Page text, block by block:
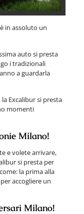
in assoluto un
auto si presta
i tradizionali
a guardarla
Excalibur si presta
momenti
Milano!
e volete arrivare,
si presta per
la prima alla
accogliere un
Milano!